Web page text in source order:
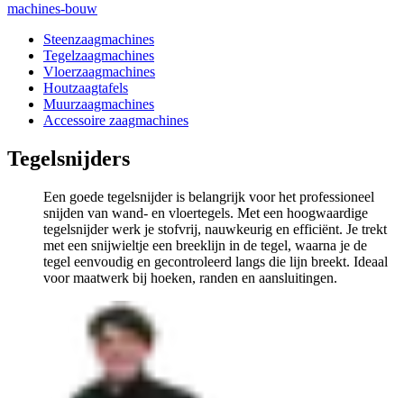
machines-bouw
Steenzaagmachines
Tegelzaagmachines
Vloerzaagmachines
Houtzaagtafels
Muurzaagmachines
Accessoire zaagmachines
Tegelsnijders
Een goede tegelsnijder is belangrijk voor het professioneel
snijden van wand- en vloertegels. Met een hoogwaardige
tegelsnijder werk je stofvrij, nauwkeurig en efficiënt. Je trekt
met een snijwieltje een breeklijn in de tegel, waarna je de
tegel eenvoudig en gecontroleerd langs die lijn breekt. Ideaal
voor maatwerk bij hoeken, randen en aansluitingen.